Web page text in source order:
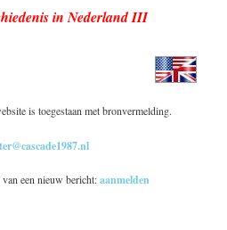
in Nederland III
is toegestaan met bronvermelding.
van een nieuw bericht:aanmelden